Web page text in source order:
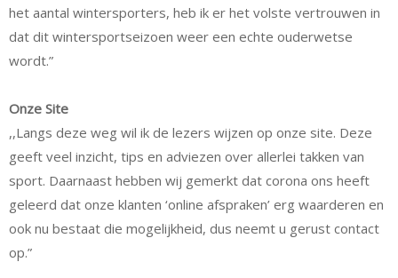
het aantal wintersporters, heb ik er het volste vertrouwen in
dat dit wintersportseizoen weer een echte ouderwetse
wordt.”
Onze Site
,,Langs deze weg wil ik de lezers wijzen op onze site. Deze
geeft veel inzicht, tips en adviezen over allerlei takken van
sport. Daarnaast hebben wij gemerkt dat corona ons heeft
geleerd dat onze klanten ‘online afspraken’ erg waarderen en
ook nu bestaat die mogelijkheid, dus neemt u gerust contact
op.”